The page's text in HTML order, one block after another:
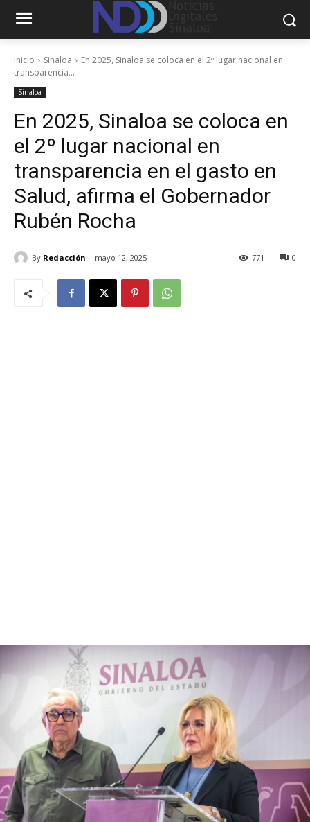
Inicio Sinaloa
En 2025, Sinaloa se coloca en el 2º lugar nacional en
transparencia...
Sinaloa
En 2025, Sinaloa se coloca en
el 2º lugar nacional en
transparencia en el gasto en
Salud, afirma el Gobernador
Rubén Rocha
By Redacción mayo 12, 2025 0
771